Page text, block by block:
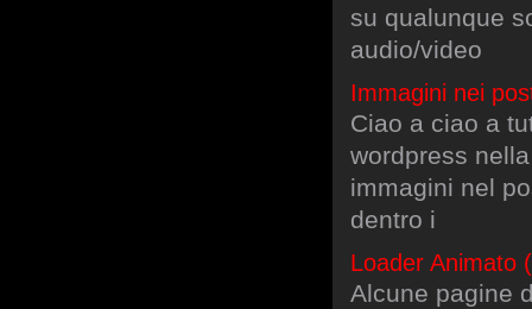
su qualunque
audio/video
Immagini nei
Ciao a ciao a
wordpress
immagini nel
dentro i
Loader Animato
Alcune pagine